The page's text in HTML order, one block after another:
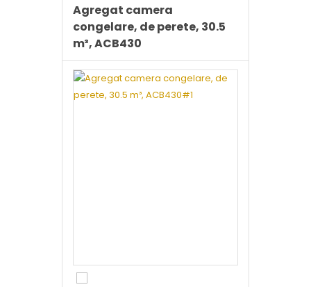
Agregat camera
congelare, de perete, 30.5
m³, ACB430